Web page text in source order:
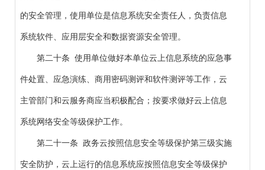
的安全管理，使用单位是信息系统安全责任人，负责信息
系统软件、应用层安全和数据资源安全管理。
第二十条 使用单位做好本单位云上信息系统的应急事
件处置、应急演练、商用密码测评和软件测评等工作，云
主管部门和云服务商应当积极配合；按要求做好云上信息
系统网络安全等级保护工作。
第二十一条 政务云按照信息安全等级保护第三级实施
安全防护，云上运行的信息系统应按照信息安全等级保护